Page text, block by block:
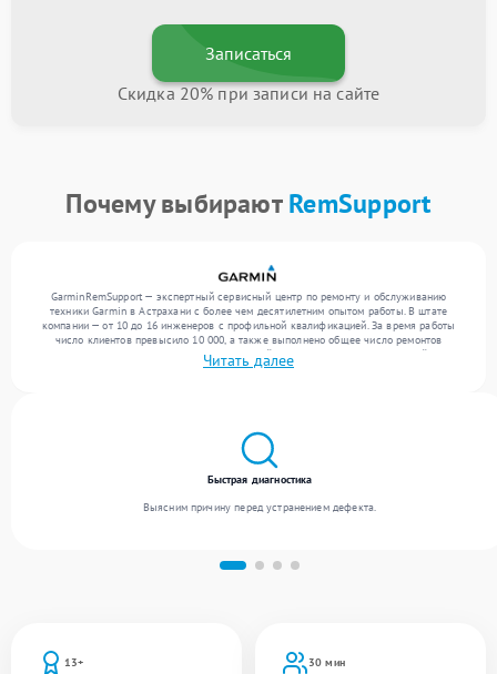
Записаться
Скидка 20% при записи на сайте
Почему выбираютRemSupport
GarminRemSupport — экспертный сервисный центр по ремонту и обслуживанию
техники Garmin в Астрахани с более чем десятилетним опытом работы. В штате
компании — от 10 до 16 инженеров с профильной квалификацией. За время работы
число клиентов превысило 10 000, а также выполнено общее число ремонтов
превысило 12 000. Ежемесячно в сервисный центр поступает от 300 устройств,
включая , , . Мы беремся за задачи любой сложности и предлагаем стабильный
Читать далее
13+
30 мин
Быстрая диагностика
Выясним причину перед устранением дефекта.